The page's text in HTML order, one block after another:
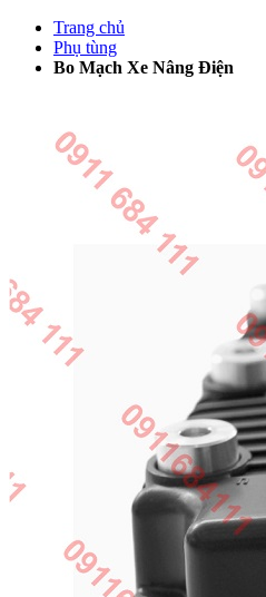
Trang chủ
Phụ tùng
Bo Mạch Xe Nâng Điện